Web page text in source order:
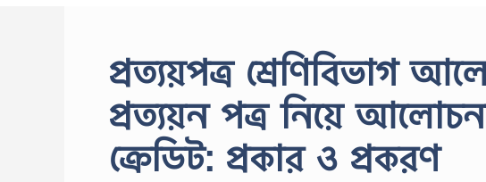
প্রত্যয়পত্র শ্রেণিবিভাগ
প্রত্যয়ন পত্র নিয়ে
ক্রেডিট: প্রকার ও প্রকরণ